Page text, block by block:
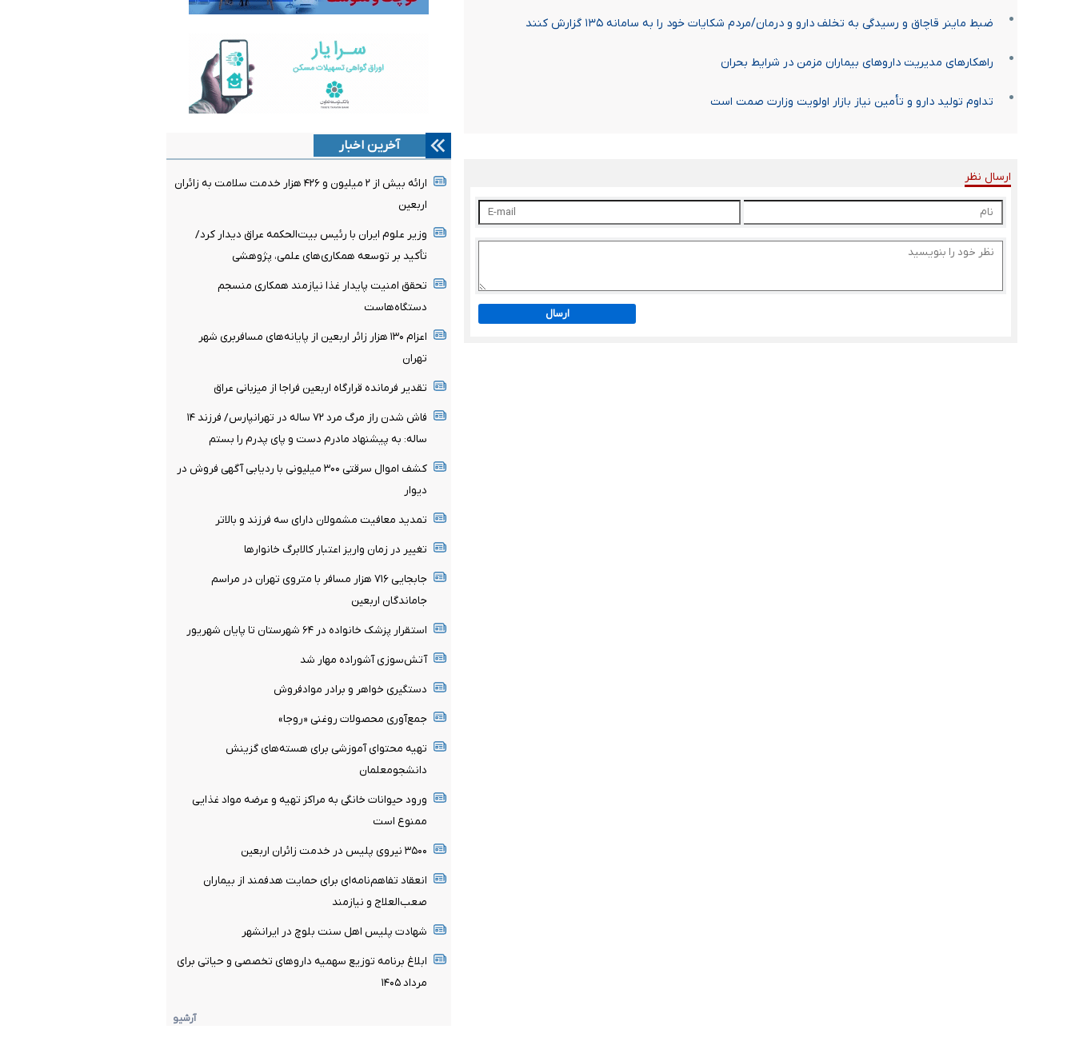
ضبط ماینر قاچاق و رسیدگی به تخلف دارو و درمان/مردم شکایات خود را به سامانه ۱۳۵ گزارش کنند
راهکارهای مدیریت داروهای بیماران مزمن در شرایط بحران
تداوم تولید دارو و تأمین نیاز بازار اولویت وزارت صمت است
ارسال نظر
ارسال
آخرین اخبار
ارائه بیش از ۲ میلیون و ۴۲۶ هزار خدمت سلامت به زائران
اربعین
وزیر علوم ایران با رئیس بیت‌الحکمه عراق دیدار کرد/
تأکید بر توسعه همکاری‌های علمی، پژوهشی
تحقق امنیت پایدار غذا نیازمند همکاری منسجم
دستگاه‌‌هاست
اعزام ۱۳۰ هزار زائر اربعین از پایانه‌های مسافربری شهر
تهران
تقدیر فرمانده قرارگاه اربعین فراجا از میزبانی عراق
فاش شدن راز مرگ مرد ۷۲ ساله در تهرانپارس/ فرزند ۱۴
ساله: به پیشنهاد مادرم دست و پای پدرم را بستم
کشف اموال سرقتی ۳۰۰ میلیونی با ردیابی آگهی فروش در
دیوار
تمدید معافیت مشمولان دارای سه فرزند و بالا‌تر
تغییر در زمان واریز اعتبار کالابرگ خانوار‌ها
جابجایی ۷۱۶ هزار مسافر با متروی تهران در مراسم
جاماندگان اربعین
استقرار پزشک خانواده در ۶۴ شهرستان تا پایان شهریور
آتش‌سوزی آشوراده مهار شد
دستگیری خواهر و برادر موادفروش
جمع‌آوری محصولات روغنی «روجا»
تهیه محتوای آموزشی برای هسته‌های گزینش
دانشجومعلمان
ورود حیوانات خانگی به مراکز تهیه و عرضه مواد غذایی
ممنوع است
۳۵۰۰ نیروی پلیس در خدمت زائران اربعین
انعقاد تفاهم‌نامه‌ای برای حمایت هدفمند از بیماران
صعب‌العلاج و نیازمند
شهادت پلیس اهل سنت بلوچ در ایرانشهر
ابلاغ برنامه توزیع سهمیه دارو‌های تخصصی و حیاتی برای
مرداد ۱۴۰۵
آرشیو